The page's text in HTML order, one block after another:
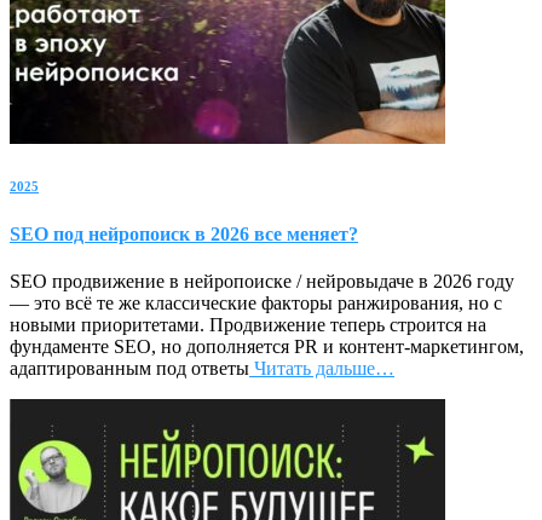
2025
SEO под нейропоиск в 2026 все меняет?
SEO продвижение в нейропоиске / нейровыдаче в 2026 году
— это всё те же классические факторы ранжирования, но с
новыми приоритетами. Продвижение теперь строится на
фундаменте SEO, но дополняется PR и контент-маркетингом,
адаптированным под ответы Читать дальше…